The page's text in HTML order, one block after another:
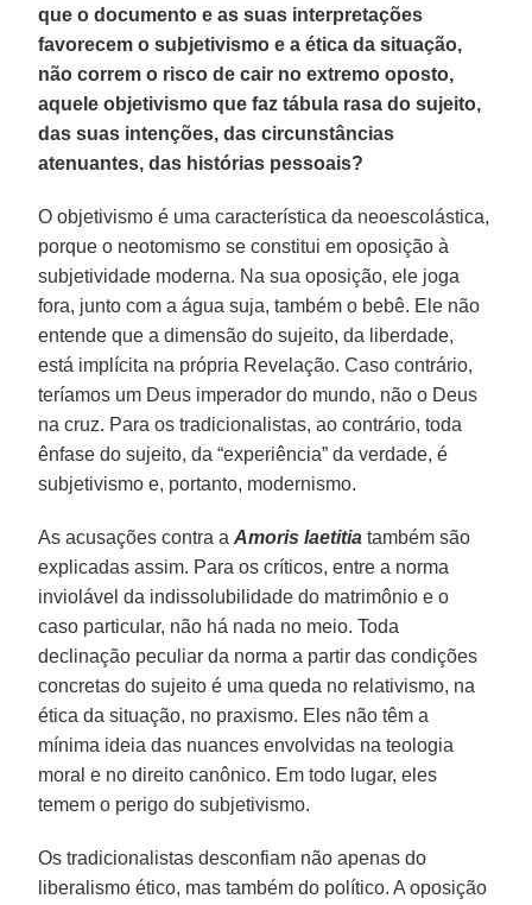
que o documento e as suas interpretações
favorecem o subjetivismo e a ética da situação,
não correm o risco de cair no extremo oposto,
aquele objetivismo que faz tábula rasa do sujeito,
das suas intenções, das circunstâncias
atenuantes, das histórias pessoais?
O objetivismo é uma característica da neoescolástica,
porque o neotomismo se constitui em oposição à
subjetividade moderna. Na sua oposição, ele joga
fora, junto com a água suja, também o bebê. Ele não
entende que a dimensão do sujeito, da liberdade,
está implícita na própria Revelação. Caso contrário,
teríamos um Deus imperador do mundo, não o Deus
na cruz. Para os tradicionalistas, ao contrário, toda
ênfase do sujeito, da “experiência” da verdade, é
subjetivismo e, portanto, modernismo.
As acusações contra aAmoris laetitia também são
explicadas assim. Para os críticos, entre a norma
inviolável da indissolubilidade do matrimônio e o
caso particular, não há nada no meio. Toda
declinação peculiar da norma a partir das condições
concretas do sujeito é uma queda no relativismo, na
ética da situação, no praxismo. Eles não têm a
mínima ideia das nuances envolvidas na teologia
moral e no direito canônico. Em todo lugar, eles
temem o perigo do subjetivismo.
Os tradicionalistas desconfiam não apenas do
liberalismo ético, mas também do político. A oposição